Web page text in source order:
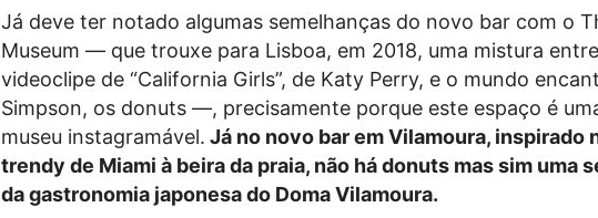
Já deve ter notado algumas semelhanças do novo bar com o
Museum — que trouxe para Lisboa, em 2018, uma mistura
videoclipe de “California Girls”, de Katy Perry, e o mundo
Simpson, os donuts —, precisamente porque este espaço é
museu instagramável. Já no novo bar em Vilamoura, inspirado
trendy de Miami à beira da praia, não há donuts mas sim uma
da gastronomia japonesa do Doma Vilamoura.